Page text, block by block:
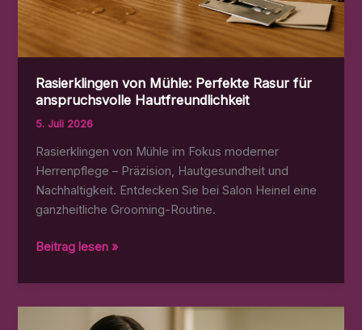
Rasierklingen von Mühle: Perfekte Rasur für
anspruchsvolle Hautfreundlichkeit
5. Juli 2026
Rasierklingen von Mühle im Fokus moderner
Herrenpflege – Präzision, Hautgesundheit und
Nachhaltigkeit. Entdecken Sie bei Salon Heinel eine
ganzheitliche Grooming-Routine.
Rasierklingen
Mühle:
Perfekte
Beitrag lesen »